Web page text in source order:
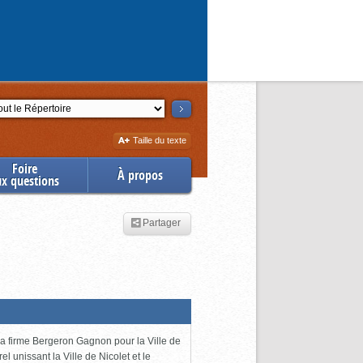
Augmenter
la
Taille du texte
Foire
questions À propos
Partager
firme Bergeron Gagnon pour la Ville de
unissant la Ville de Nicolet et le